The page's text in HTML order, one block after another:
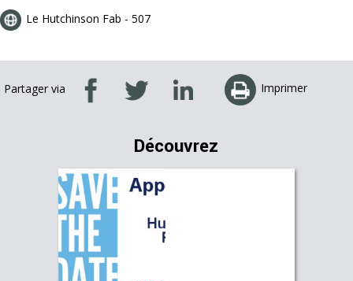
Le Hutchinson Fab - 507
Partager via Imprimer
Découvrez